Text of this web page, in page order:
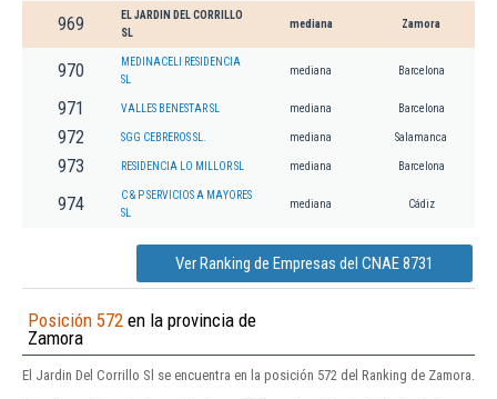
969
EL JARDIN DEL CORRILLO
SL
mediana Zamora
970
MEDINACELI RESIDENCIA
SL
mediana Barcelona
971 VALLES BENESTAR SL mediana Barcelona
972 SGG CEBREROS SL. mediana Salamanca
973 RESIDENCIA LO MILLOR SL mediana Barcelona
974
C & P SERVICIOS A MAYORES
SL
mediana Cádiz
Ver Ranking de Empresas del CNAE 8731
Posición 572 en la provincia de
Zamora
El Jardin Del Corrillo Sl se encuentra en la posición 572 del Ranking de Zamora.